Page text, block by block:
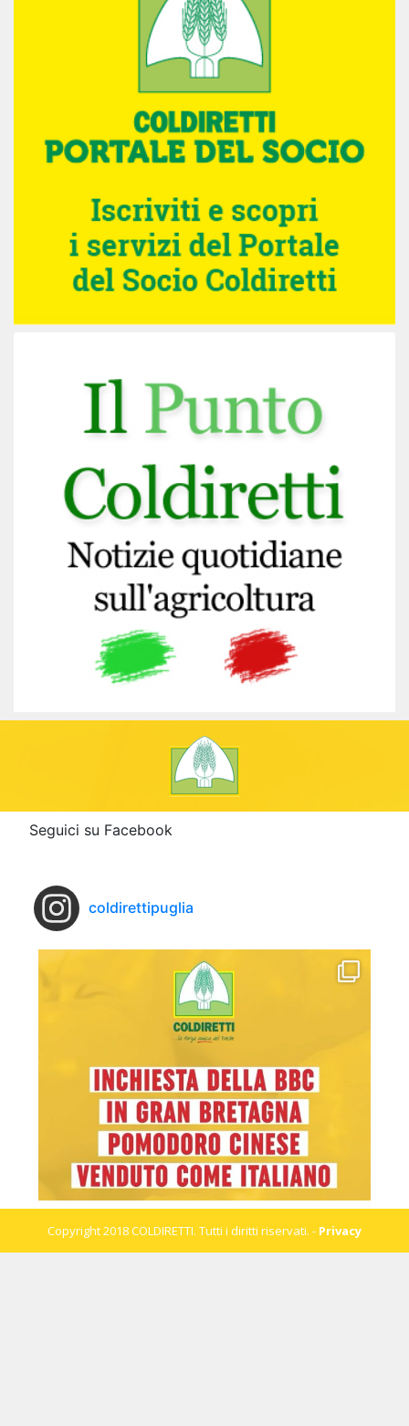
Seguici su Facebook
coldirettipuglia
Copyright 2018 COLDIRETTI. Tutti i diritti riservati. - Privacy